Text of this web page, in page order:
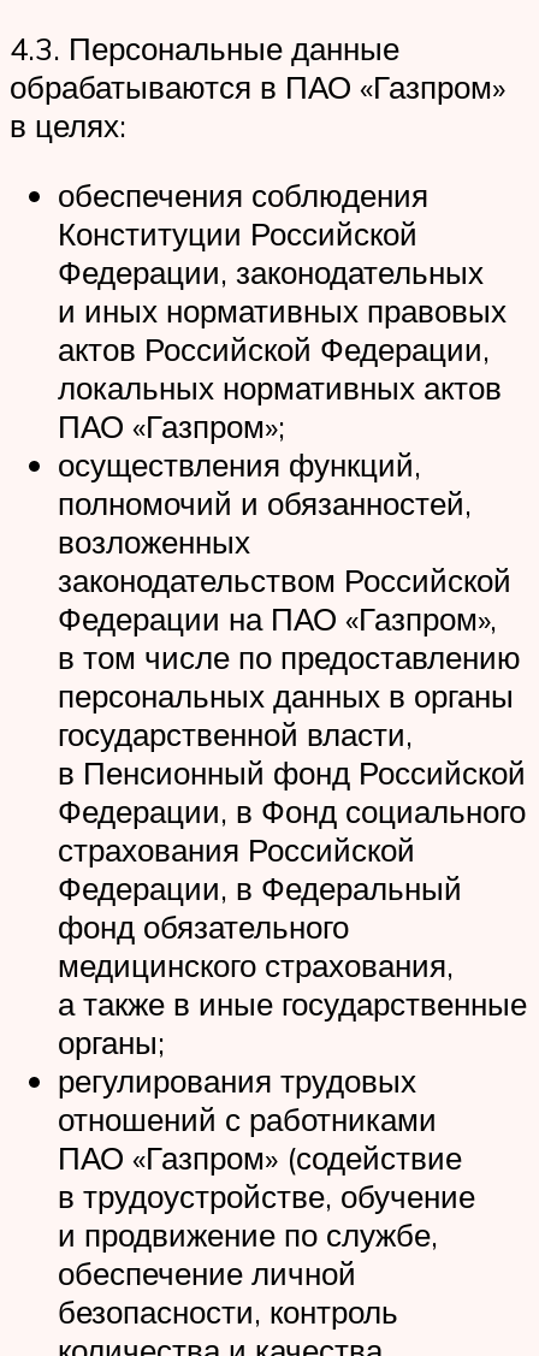
4.3. Персональные данные
обрабатываются в ПАО «Газпром»
в целях:
обеспечения соблюдения
Конституции Российской
Федерации, законодательных
и иных нормативных правовых
актов Российской Федерации,
локальных нормативных актов
ПАО «Газпром»;
осуществления функций,
полномочий и обязанностей,
возложенных
законодательством Российской
Федерации на ПАО «Газпром»,
в том числе по предоставлению
персональных данных в органы
государственной власти,
в Пенсионный фонд Российской
Федерации, в Фонд социального
страхования Российской
Федерации, в Федеральный
фонд обязательного
медицинского страхования,
а также в иные государственные
органы;
регулирования трудовых
отношений с работниками
ПАО «Газпром» (содействие
в трудоустройстве, обучение
и продвижение по службе,
обеспечение личной
безопасности, контроль